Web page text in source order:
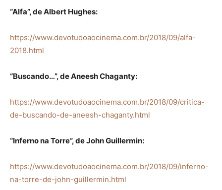
“Alfa”, de Albert Hughes:
https://www.devotudoaocinema.com.br/2018/09/alfa-
2018.html
“Buscando…”, de Aneesh Chaganty:
https://www.devotudoaocinema.com.br/2018/09/critica-
de-buscando-de-aneesh-chaganty.html
“Inferno na Torre”, de John Guillermin:
https://www.devotudoaocinema.com.br/2018/09/inferno-
na-torre-de-john-guillermin.html